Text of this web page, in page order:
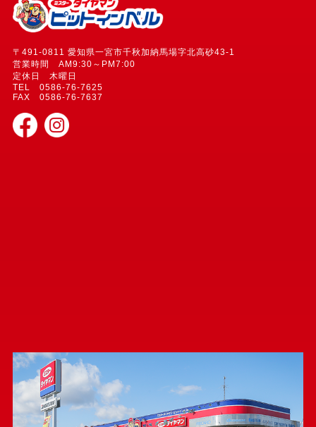
〒491-0811 愛知県一宮市千秋加納馬場字北高砂43-1
営業時間 AM9:30～PM7:00
定休日 木曜日
TEL 0586-76-7625
FAX 0586-76-7637